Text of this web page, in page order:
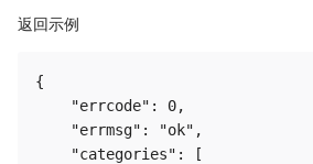
返回示例
{
    "errcode": 0,
    "errmsg": "ok",
    "categories": [